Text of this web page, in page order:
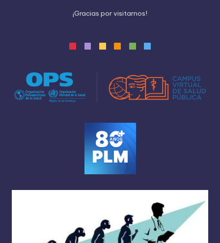
¡Gracias porvisitarnos!